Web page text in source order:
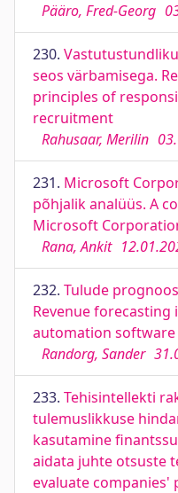
Pääro, Fred-Georg
230.
seos värbamisega.
principles of
recruitment
Rahusaar, Merilin
231. Microsoft
põhjalik analüüs. A
Microsoft
Rana, Ankit
232. Tulude
Revenue forecasting
automation software
Randorg, Sander
233. Tehisintellekti
tulemuslikkuse
kasutamine
aidata juhte otsuste
evaluate companies'